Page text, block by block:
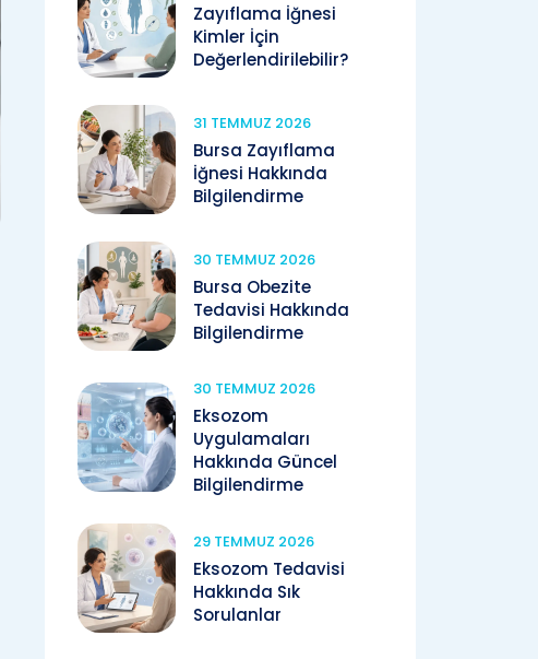
Zayıflama İğnesi
Kimler İçin
Değerlendirilebilir?
31 TEMMUZ 2026
Bursa Zayıflama
İğnesi Hakkında
Bilgilendirme
30 TEMMUZ 2026
Bursa Obezite
Tedavisi Hakkında
Bilgilendirme
30 TEMMUZ 2026
Eksozom
Uygulamaları
Hakkında Güncel
Bilgilendirme
29 TEMMUZ 2026
Eksozom Tedavisi
Hakkında Sık
Sorulanlar